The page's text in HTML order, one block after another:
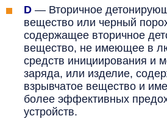
D — Вторичное
вещество или черный
содержащее вторичное
вещество, не имеющее в
средств инициирования и
заряда, или изделие,
взрывчатое вещество и
более эффективных
устройств.